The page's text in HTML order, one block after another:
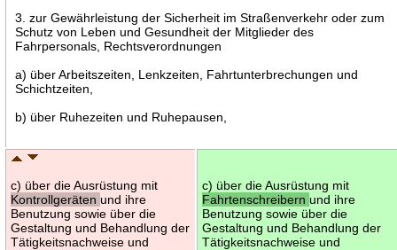
3. zur Gewährleistung der Sicherheit im Straßenverkehr oder zum
Schutz von Leben und Gesundheit der Mitglieder des
Fahrpersonals, Rechtsverordnungen
a) über Arbeitszeiten, Lenkzeiten, Fahrtunterbrechungen und
Schichtzeiten,
b) über Ruhezeiten und Ruhepausen,
c) über die Ausrüstung mit
Kontrollgerätenund ihre
Benutzung sowie über die
Gestaltung und Behandlung der
Tätigkeitsnachweise und
c) über die Ausrüstung mit
Fahrtenschreibernund ihre
Benutzung sowie über die
Gestaltung und Behandlung der
Tätigkeitsnachweise und